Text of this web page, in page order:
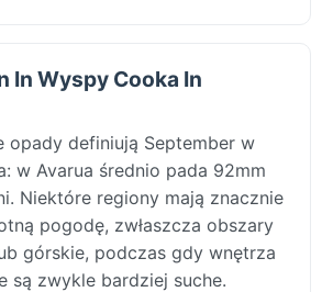
In Wyspy Cooka In
opady definiują September w
w Avarua średnio pada 92mm
Niektóre regiony mają znacznie
pogodę, zwłaszcza obszary
górskie, podczas gdy wnętrza
są zwykle bardziej suche.